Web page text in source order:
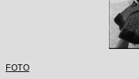
FOTO